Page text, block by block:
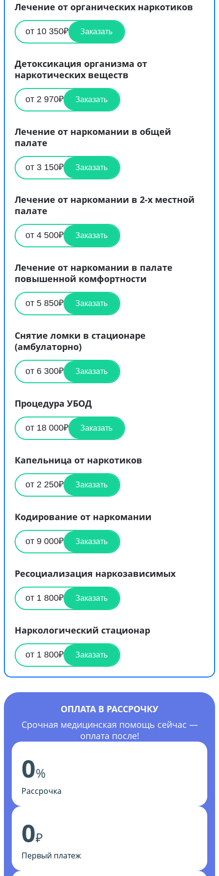
Лечение от органических наркотиков
от 10 350₽ Заказать
Детоксикация организма от
наркотических веществ
от 2 970₽ Заказать
Лечение от наркомании в общей
палате
от 3 150₽ Заказать
Лечение от наркомании в 2-х местной
палате
от 4 500₽ Заказать
Лечение от наркомании в палате
повышенной комфортности
от 5 850₽ Заказать
Снятие ломки в стационаре
(амбулаторно)
от 6 300₽ Заказать
Процедура УБОД
от 18 000₽ Заказать
Капельница от наркотиков
от 2 250₽ Заказать
Кодирование от наркомании
от 9 000₽ Заказать
Ресоциализация наркозависимых
от 1 800₽ Заказать
Наркологический стационар
от 1 800₽ Заказать
ОПЛАТА В РАССРОЧКУ
Срочная медицинская помощь сейчас —
оплата после!
0%
Рассрочка
0₽
Первый платеж